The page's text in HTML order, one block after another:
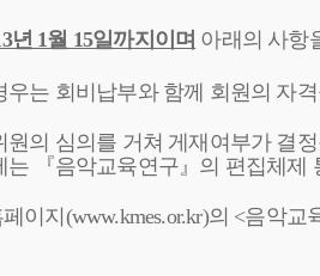
년 1월 15일까지이며 아래의 사항
우는 회비납부와 함께 회원의 자
원의 심의를 거쳐 게재여부가 결
는 『음악교육연구』의 편집체
이지(www.kmes.or.kr)의 <음악교